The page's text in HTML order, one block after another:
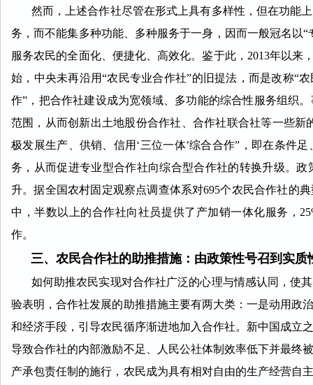
然而，上述合作社尽管在形式上具有多样性，但在功能
务，而不能集多种功能、多种服务于一身，因而一般冠名以
服务农民的全面化、便捷化、高效化。鉴于此，2013年以来
始，中央未再沿用“农民专业合作社”的旧提法，而是改称“
作”，把合作社建设成为宽领域、多功能的综合性服务组织
范围，从而创新出土地股份合作社、合作社联合社等一些新
极发展生产、供销、信用‘三位一体’综合合作”，即在条件
务，从而促进专业型合作社向综合型合作社的转换升级。
升。据全国农村固定观察点调查体系对695个农民合作社的
中，半数以上的合作社向社员提供了产加销一体化服务，
作。
三、农民合作社的助推措施：由政策性号召到实质
如何助推农民实现对合作社广泛的心理与情感认同，使
验表明，合作社发展的助推措施主要有两大类：一是动用政
和经济手段，引导农民循序渐进地加入合作社。新中国成立
导致合作社的内部激励不足、人民公社体制效率低下并最终
产承包责任制的施行，农民成为具有相对自由的生产经营自